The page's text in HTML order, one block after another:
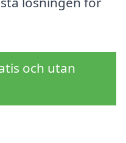
och utan